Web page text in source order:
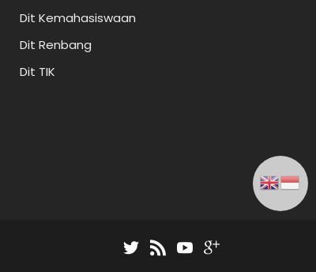
Dit Kemahasiswaan
Dit Renbang
Dit TIK